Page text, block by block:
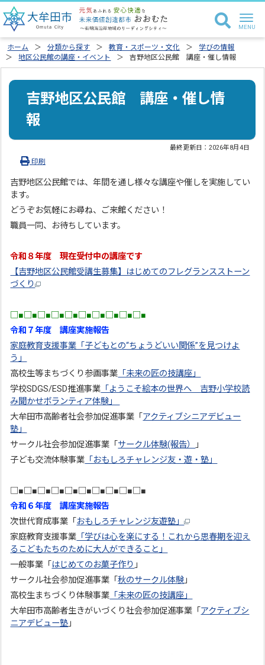
ホーム 分類から探す 教育・スポーツ・文化
学びの情報
地区公民館の講座・イベント
吉野地区公民館 講座・催し情報
吉野地区公民館 講座・催し情
報
最終更新日：2026年8月4日
印刷
吉野地区公民館では、年間を通し様々な講座や催しを実施してい
ます。
どうぞお気軽にお尋ね、ご来館ください！
職員一同、お待ちしています。
令和８年度 現在受付中の講座です
【吉野地区公民館受講生募集】はじめてのフレグランスストーン
づくり
□■□■□■□■□■□■□■□■□■□■
令和７年度 講座実施報告
家庭教育支援事業「子どもとの“ちょうどいい関係”を見つけよ
う」
高校生等まちづくり参画事業 「未来の匠の技講座」
学校SDGS/ESD推進事業 「ようこそ絵本の世界へ 吉野小学校読
み聞かせボランティア体験」
大牟田市高齢者社会参加促進事業「 アクティブシニアデビュー
塾」
サークル社会参加促進事業「 サークル体験(報告）
」
子ども交流体験事業 「おもしろチャレンジ友・遊・塾」
□■□■□■□■□■□■□■□■□■□■
令和６年度 講座実施報告
次世代育成事業「 おもしろチャレンジ友遊塾」
家庭教育支援事業 「学びは心を楽にする！これから思春期を迎え
るこどもたちのために大人ができること」
一般事業「 はじめてのお菓子作り 」
サークル社会参加促進事業「秋のサークル体験 」
高校生まちづくり体験事業 「未来の匠の技講座」
大牟田市高齢者生きがいづくり社会参加促進事業「 アクティブシ
ニアデビュー塾 」